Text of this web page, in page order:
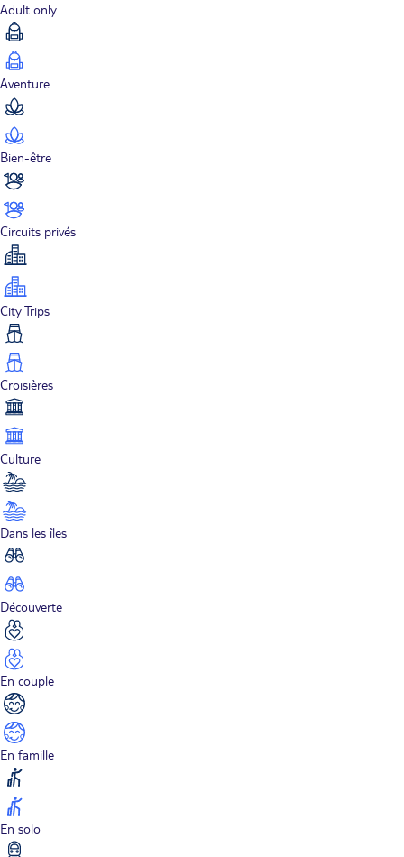
Adult only
Aventure
Bien-être
Circuits privés
City Trips
Croisières
Culture
Dans les îles
Découverte
En couple
En famille
En solo